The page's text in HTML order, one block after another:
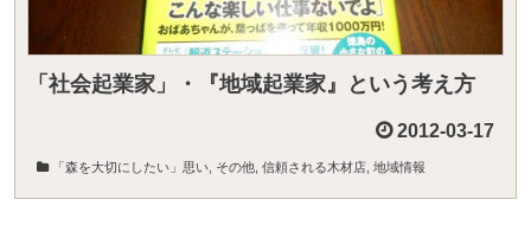
「社会起業家」・『地域起業家』という考え方
2012-03-17
「森を大切にしたい」思い その他 信頼される木材店 地域情報